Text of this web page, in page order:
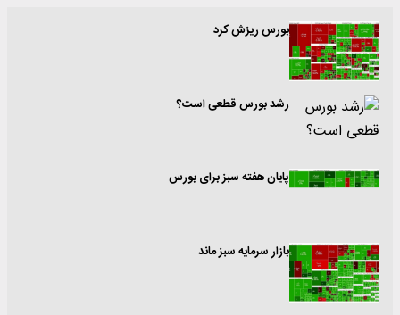
بورس ریزش کرد
رشد بورس قطعی است؟
پایان هفته سبز برای بورس
بازار سرمایه سبز ماند